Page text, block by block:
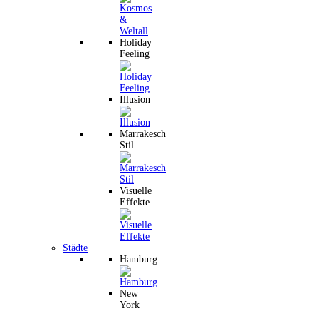
Holiday
Feeling
Illusion
Marrakesch
Stil
Visuelle
Effekte
Städte
Hamburg
New
York